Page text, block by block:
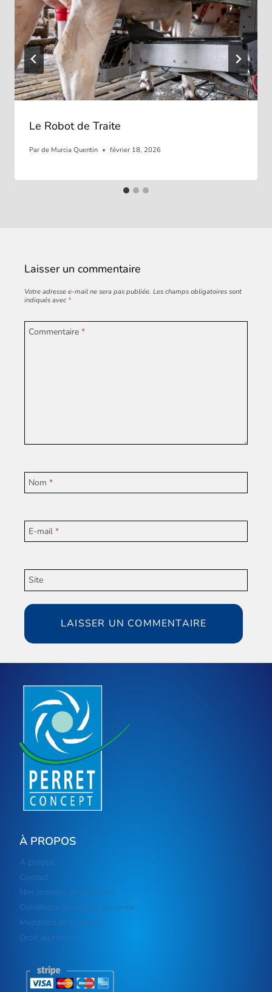
Le Robot de Traite
Par de Murcia Quentin février 18, 2026
Laisser un commentaire
Votre adresse e-mail ne sera pas publiée. Les champs obligatoires sont
indiqués avec *
Commentaire *
Nom *
E-mail *
Site
Alternative:
À PROPOS
A propos
Contact
Nos moyens de paiement
Conditions générales de vente
Modalités de livraison
Droit au retour